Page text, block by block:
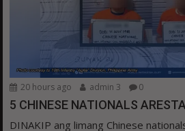
20 hours ago admin 3 0
5 CHINESE NATIONALS
DINAKIP ang limang Chinese